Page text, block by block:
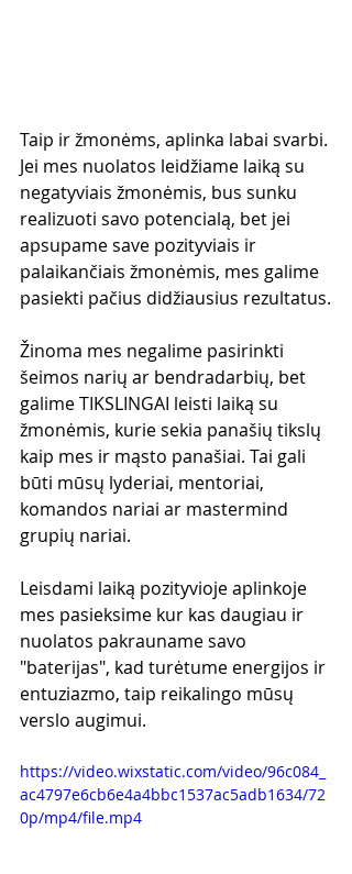
Taip ir žmonėms, aplinka labai svarbi.
Jei mes nuolatos leidžiame laiką su
negatyviais žmonėmis, bus sunku
realizuoti savo potencialą, bet jei
apsupame save pozityviais ir
palaikančiais žmonėmis, mes galime
pasiekti pačius didžiausius rezultatus.
Žinoma mes negalime pasirinkti
šeimos narių ar bendradarbių, bet
galime TIKSLINGAI leisti laiką su
žmonėmis, kurie sekia panašių tikslų
kaip mes ir mąsto panašiai. Tai gali
būti mūsų lyderiai, mentoriai,
komandos nariai ar mastermind
grupių nariai.
Leisdami laiką pozityvioje aplinkoje
mes pasieksime kur kas daugiau ir
nuolatos pakrauname savo
"baterijas", kad turėtume energijos ir
entuziazmo, taip reikalingo mūsų
verslo augimui.
https://video.wixstatic.com/video/96c084_
ac4797e6cb6e4a4bbc1537ac5adb1634/72
0p/mp4/file.mp4